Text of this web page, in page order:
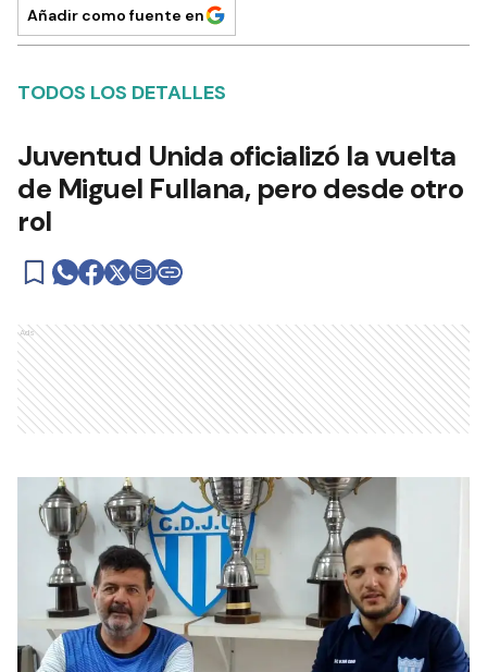
Añadir como fuente en
TODOS LOS DETALLES
Juventud Unida oficializó la vuelta
de Miguel Fullana, pero desde otro
rol
Ads